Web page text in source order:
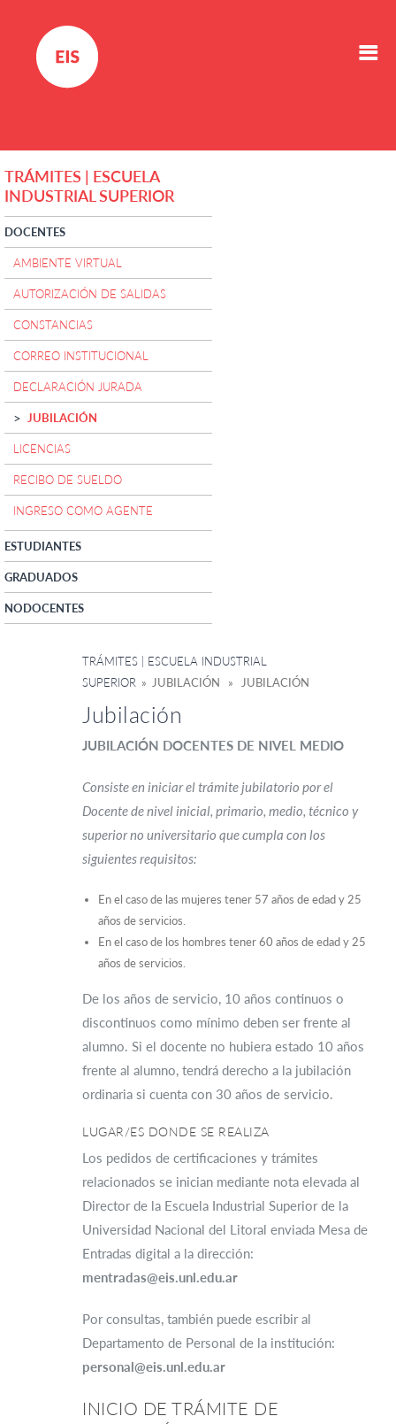
TRÁMITES | ESCUELA
INDUSTRIAL SUPERIOR
DOCENTES
AMBIENTE VIRTUAL
AUTORIZACIÓN DE SALIDAS
CONSTANCIAS
CORREO INSTITUCIONAL
DECLARACIÓN JURADA
JUBILACIÓN
LICENCIAS
RECIBO DE SUELDO
INGRESO COMO AGENTE
ESTUDIANTES
GRADUADOS
NODOCENTES
TRÁMITES | ESCUELA INDUSTRIAL
SUPERIOR » JUBILACIÓN » JUBILACIÓN
Jubilación
JUBILACIÓN DOCENTES DE NIVEL MEDIO
Consiste en iniciar el trámite jubilatorio por el
Docente de nivel inicial, primario, medio, técnico y
superior no universitario que cumpla con los
siguientes requisitos:
En el caso de las mujeres tener 57 años de edad y 25
años de servicios.
En el caso de los hombres tener 60 años de edad y 25
años de servicios.
De los años de servicio, 10 años continuos o
discontinuos como mínimo deben ser frente al
alumno. Si el docente no hubiera estado 10 años
frente al alumno, tendrá derecho a la jubilación
ordinaria si cuenta con 30 años de servicio.
LUGAR/ES DONDE SE REALIZA
Los pedidos de certificaciones y trámites
relacionados se inician mediante nota elevada al
Director de la Escuela Industrial Superior de la
Universidad Nacional del Litoral enviada Mesa de
Entradas digital a la dirección:
mentradas@eis.unl.edu.ar
Por consultas, también puede escribir al
Departamento de Personal de la institución:
personal@eis.unl.edu.ar
INICIO DE TRÁMITE DE